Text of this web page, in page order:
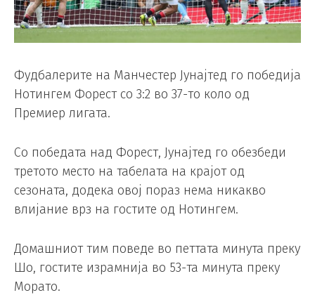
Фудбалерите на Манчестер Јунајтед го победија
Нотингем Форест со 3:2 во 37-то коло од
Премиер лигата.
Со победата над Форест, Јунајтед го обезбеди
третото место на табелата на крајот од
сезоната, додека овој пораз нема никакво
влијание врз на гостите од Нотингем.
Домашниот тим поведе во петтата минута преку
Шо, гостите израмнија во 53-та минута преку
Морато.